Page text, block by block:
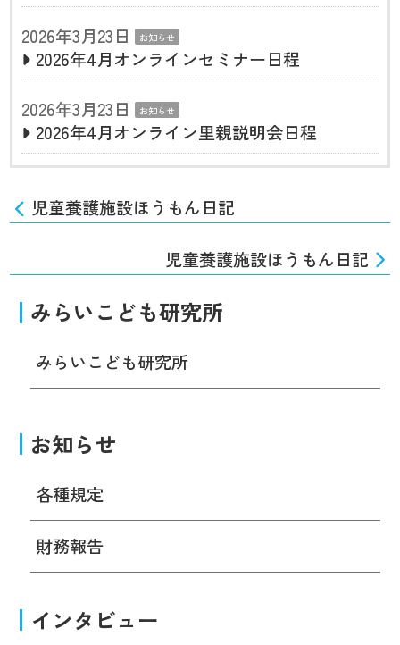
2026年3月23日
お知らせ
2026年4月オンラインセミナー日程
2026年3月23日
お知らせ
2026年4月オンライン里親説明会日程
児童養護施設ほうもん日記
児童養護施設ほうもん日記
みらいこども研究所
みらいこども研究所
お知らせ
各種規定
財務報告
インタビュー